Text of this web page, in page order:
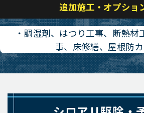
追加施工・オプショ
・調湿剤、はつり工事、断熱材
事、床修繕、屋根防